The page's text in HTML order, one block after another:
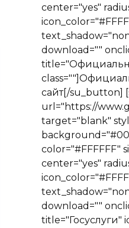
center="yes"
download=""
сайт[/su_button]
url="https://
target="blank"
color="#FFFFFF"
center="yes"
download=""
title="Госуслуги"